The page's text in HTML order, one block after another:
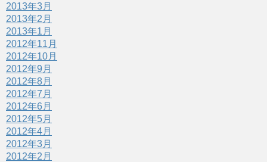
2013年3月
2013年2月
2013年1月
2012年11月
2012年10月
2012年9月
2012年8月
2012年7月
2012年6月
2012年5月
2012年4月
2012年3月
2012年2月